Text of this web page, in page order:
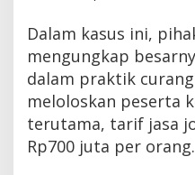
Dalam kasus ini,
mengungkap
dalam praktik
meloloskan peserta
terutama, tarif jasa
Rp700 juta per orang.